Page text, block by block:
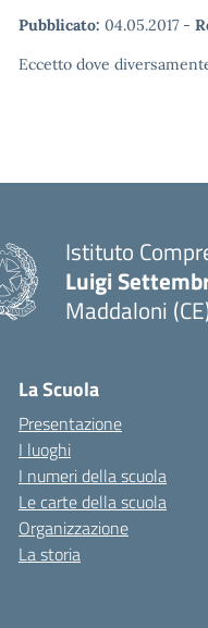
Pubblicato: 04.05.2017 -
Eccetto dove
Istituto
Luigi
Maddaloni
La Scuola
Presentazione
I luoghi
I numeri della scuola
Le carte della scuola
Organizzazione
La storia